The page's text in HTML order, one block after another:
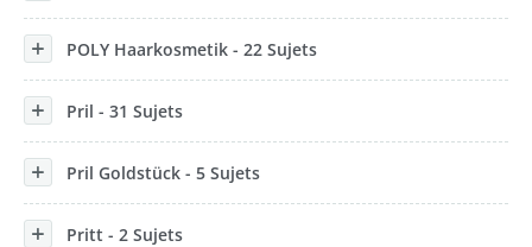
POLY Haarkosmetik - 22 Sujets
Pril - 31 Sujets
Pril Goldstück - 5 Sujets
Pritt - 2 Sujets